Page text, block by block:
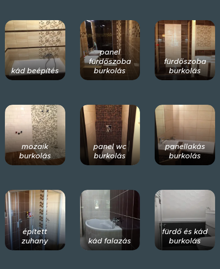
kád beépítés
panel
fürdőszoba
burkolás
fürdőszoba
burkolás
mozaik
burkolás
panel wc
burkolás
panellakás
burkolás
épített
zuhany
kád falazás
fürdő és kád
burkolás